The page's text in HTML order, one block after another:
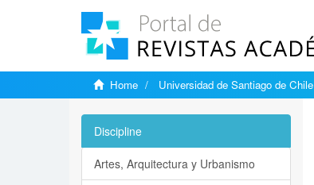
Home Universidad de Santiago de Chile
Discipline
Artes, Arquitectura y Urbanismo